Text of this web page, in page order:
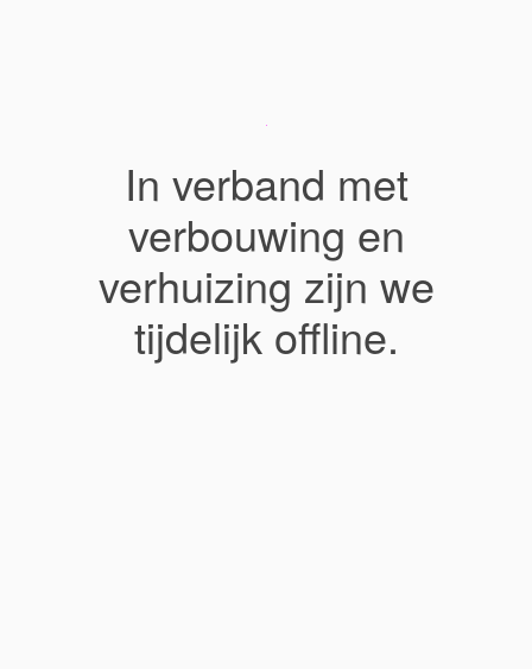
In verband met
verbouwing en
verhuizing zijn we
tijdelijk offline.